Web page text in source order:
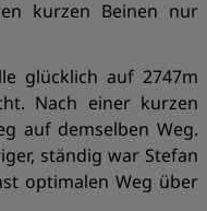
kurzen Beinen nur
glücklich auf 2747m
Nach einer kurzen
auf demselben Weg.
ständig war Stefan
optimalen Weg über